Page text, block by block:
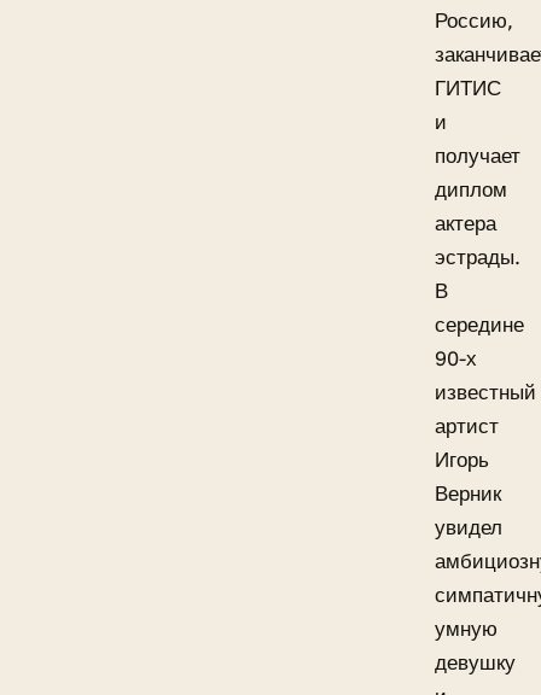
Россию,
ГИТИС
и
получает
диплом
актера
эстрады.
В
середине
90-х
известный
артист
Игорь
Верник
увидел
умную
девушку